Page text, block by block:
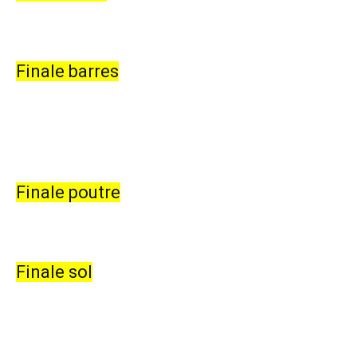
Finale barres
Finale poutre
Finale sol